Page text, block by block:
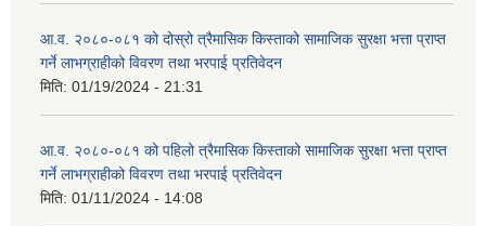
आ.व. २०८०-०८१ को दोस्रो त्रैमासिक किस्ताको सामाजिक सुरक्षा भत्ता प्राप्त
गर्ने लाभग्राहीको विवरण तथा भरपाई प्रतिवेदन
मिति: 01/19/2024 - 21:31
आ.व. २०८०-०८१ को पहिलो त्रैमासिक किस्ताको सामाजिक सुरक्षा भत्ता प्राप्त
गर्ने लाभग्राहीको विवरण तथा भरपाई प्रतिवेदन
मिति: 01/11/2024 - 14:08